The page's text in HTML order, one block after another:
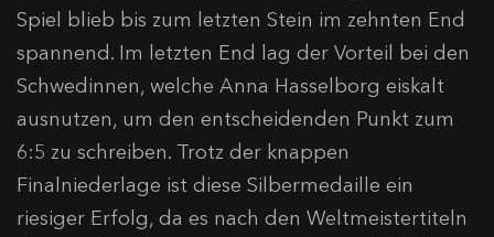
Spiel blieb bis zum letzten Stein im zehnten End
spannend. Im letzten End lag der Vorteil bei den
Schwedinnen, welche Anna Hasselborg eiskalt
ausnutzen, um den entscheidenden Punkt zum
6:5 zu schreiben. Trotz der knappen
Finalniederlage ist diese Silbermedaille ein
riesiger Erfolg, da es nach den Weltmeistertiteln